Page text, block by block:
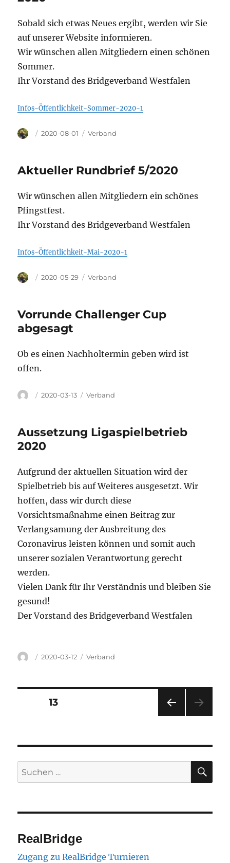
Sobald sich etwas Neues ergibt, werden wir Sie
auf unserer Website informieren.
Wir wünschen allen Mitgliedern einen schönen
Sommer.
Ihr Vorstand des Bridgeverband Westfalen
Infos-Öffentlichkeit-Sommer-2020-1
Autor
Veröffentlicht
2020-08-01 Kategorien
Verband
Aktueller Rundbrief 5/2020
Wir wünschen allen Mitgliedern ein schönes
Pfingstfest.
Ihr Vorstand des Bridgeverband Westfalen
Infos-Öffentlichkeit-Mai-2020-1
Autor
Veröffentlicht
2020-05-29 Kategorien
Verband
Vorrunde Challenger Cup
abgesagt
Ob es einen Nachholtermin geben wird ist
offen.
Autor
Veröffentlicht
2020-03-13 Kategorien
Verband
Aussetzung Ligaspielbetrieb
2020
Aufgrund der aktuellen Situation wird der
Spielbetrieb bis auf Weiteres ausgesetzt. Wir
hoffen, dass wir durch diese
Vorsichtsmaßnahme einen Beitrag zur
Verlangsamung der Ausbreitung des
Coronavirus leisten können und somit auch
unserer sozialen Verantwortung gerecht
werden.
Vielen Dank für Ihr Verständnis und bleiben Sie
gesund!
Der Vorstand des Bridgeverband Westfalen
Autor
Veröffentlicht
2020-03-12 Kategorien
Verband
Seitennummerierung
Beiträge
SEIT
E
SEITE13
Suchen
nach:
RealBridge
Zugang zu RealBridge Turnieren